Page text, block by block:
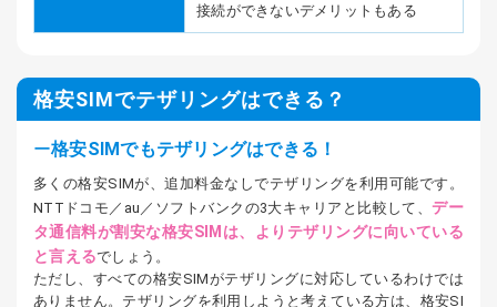
接続ができないデメリットもある
格安SIMでテザリングはできる？
格安SIMでもテザリングはできる！
多くの格安SIMが、追加料金なしでテザリングを利用可能です。
NTTドコモ／au／ソフトバンクの3大キャリアと比較して、デー
タ通信料が割安な格安SIMは、よりテザリングに向いている
と言えるでしょう。
ただし、すべての格安SIMがテザリングに対応しているわけでは
ありません。テザリングを利用しようと考えている方は、格安SI